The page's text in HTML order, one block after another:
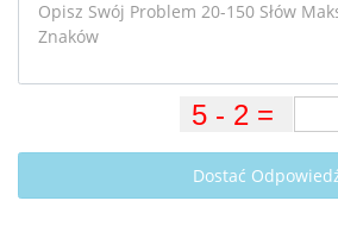
Dostać